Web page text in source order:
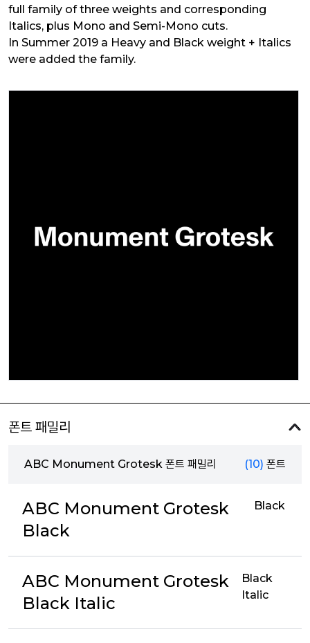
full family of three weights and corresponding
Italics, plus Mono and Semi-Mono cuts.
In Summer 2019 a Heavy and Black weight + Italics
were added the family.
폰트 패밀리
ABC Monument Grotesk 폰트 패밀리 (10) 폰트
ABC Monument Grotesk
Black
Black
ABC Monument Grotesk
Black Italic
Black
Italic